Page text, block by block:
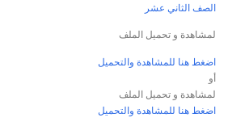
الصف الثاني عشر
لمشاهدة و تحميل الملف
اضغط هنا للمشاهدة والتحميل
أو
لمشاهدة و تحميل الملف
اضغط هنا للمشاهدة والتحميل